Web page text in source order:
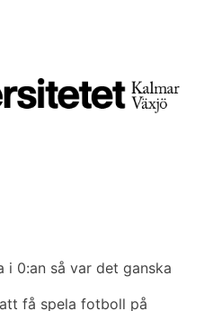
i 0:an så var det ganska
få spela fotboll på